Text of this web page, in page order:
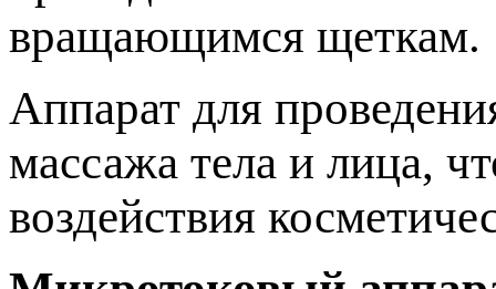
вращающимся щеткам.
Аппарат для
массажа тела и лица,
воздействия